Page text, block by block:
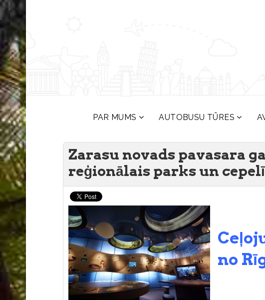
PAR MUMS AUTOBUSU TŪRES
Zarasu novads pavasara
reģionālais parks un
C
no